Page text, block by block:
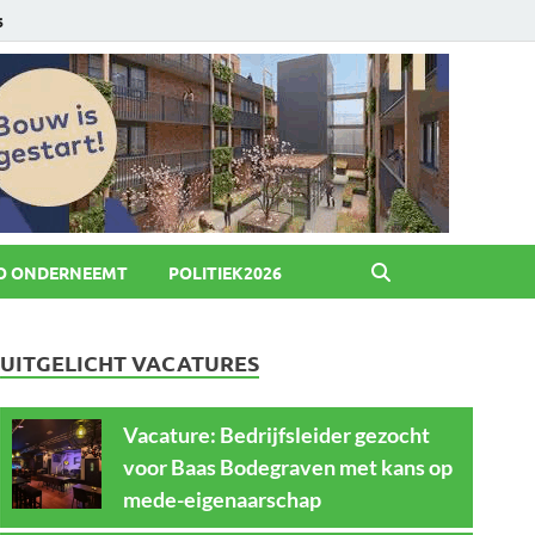
ONDERNEEMT POLITIEK2026
UITGELICHT VACATURES
Vacature: Bedrijfsleider gezocht
voor Baas Bodegraven met kans op
mede-eigenaarschap